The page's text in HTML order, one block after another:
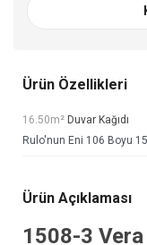
Ürün Özellikleri
16.50m² Duvar Kağıdı
Rulo'nun Eni 106 Boyu
Ürün Açıklaması
1508-3 Vera